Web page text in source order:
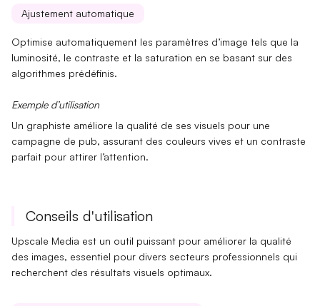
Ajustement automatique
Optimise automatiquement les paramètres d’image tels que la
luminosité, le contraste et la saturation en se basant sur des
algorithmes prédéfinis.
Exemple d’utilisation
Un graphiste améliore la qualité de ses visuels pour une
campagne de pub, assurant des couleurs vives et un contraste
parfait pour attirer l’attention.
Conseils d'utilisation
Upscale Media est un outil puissant pour améliorer la qualité
des images, essentiel pour divers secteurs professionnels qui
recherchent des résultats visuels optimaux.